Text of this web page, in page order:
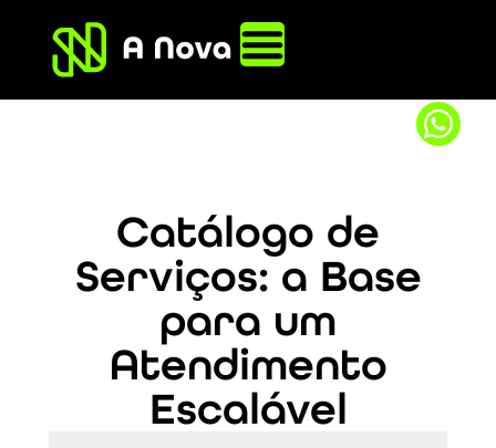
Catálogo de
Serviços: a Base
para um
Atendimento
Escalável